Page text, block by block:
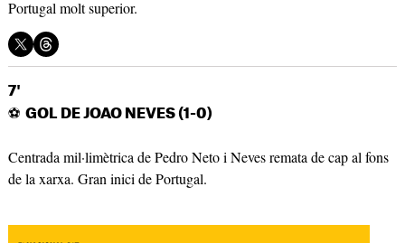
Portugal molt superior.
7'
⚽ GOL DE JOAO NEVES (1-0)
Centrada mil·limètrica de Pedro Neto i Neves remata de cap al fons
de la xarxa. Gran inici de Portugal.